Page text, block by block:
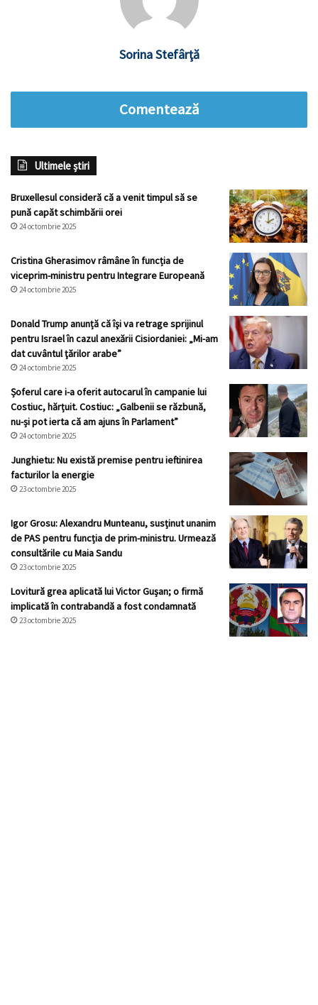
Sorina Stefârţă
Comentează
Ultimele știri
Bruxellesul consideră că a venit timpul să se
pună capăt schimbării orei
24 octombrie 2025
Cristina Gherasimov râmâne în funcția de
viceprim-ministru pentru Integrare Europeană
24 octombrie 2025
Donald Trump anunță că îşi va retrage sprijinul
pentru Israel în cazul anexării Cisiordaniei: „Mi-am
dat cuvântul ţărilor arabe”
24 octombrie 2025
Șoferul care i-a oferit autocarul în campanie lui
Costiuc, hărțuit. Costiuc: „Galbenii se răzbună,
nu-și pot ierta că am ajuns în Parlament”
24 octombrie 2025
Junghietu: Nu există premise pentru ieftinirea
facturilor la energie
23 octombrie 2025
Igor Grosu: Alexandru Munteanu, susținut unanim
de PAS pentru funcția de prim-ministru. Urmează
consultările cu Maia Sandu
23 octombrie 2025
Lovitură grea aplicată lui Victor Gușan; o firmă
implicată în contrabandă a fost condamnată
23 octombrie 2025